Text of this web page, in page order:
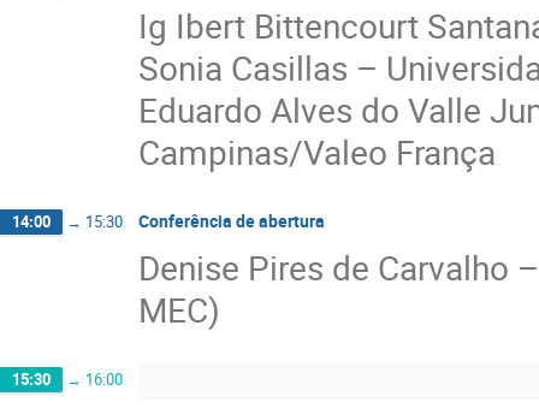
Ig Ibert Bittencourt
Sonia Casillas –
Eduardo Alves do Valle
Campinas/Valeo França
14:00 → 15:30 Conferência de abertura
Denise Pires de Carvalho
MEC)
15:30 → 16:00